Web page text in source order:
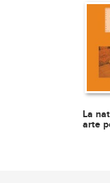
La
arte